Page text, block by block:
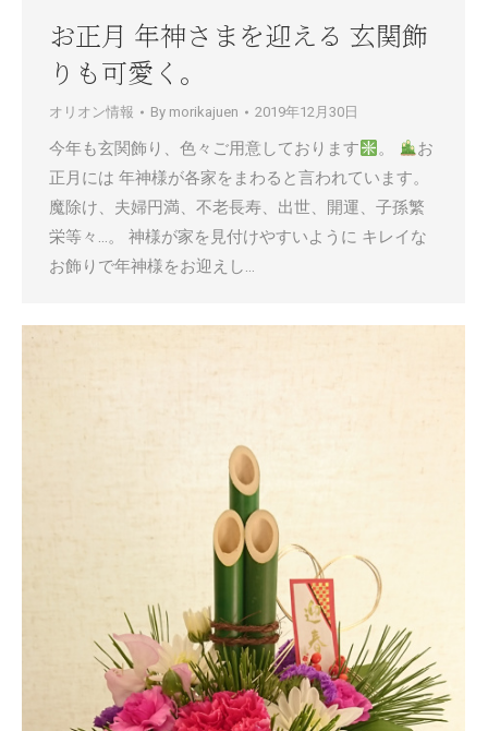
お正月 年神さまを迎える 玄関飾
りも可愛く。
オリオン情報 By morikajuen 2019年12月30日
今年も玄関飾り、色々ご用意しております 。
お
正月には 年神様が各家をまわると言われています。
魔除け、夫婦円満、不老長寿、出世、開運、子孫繁
栄等々…。 神様が家を見付けやすいように キレイな
お飾りで年神様をお迎えし…